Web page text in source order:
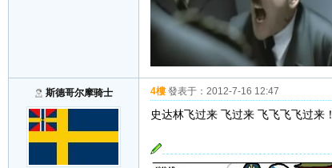
斯德哥尔摩骑士 4樓發表于： 2012-7-16 12:47
史达林飞过来 飞过来 飞飞飞飞过来！